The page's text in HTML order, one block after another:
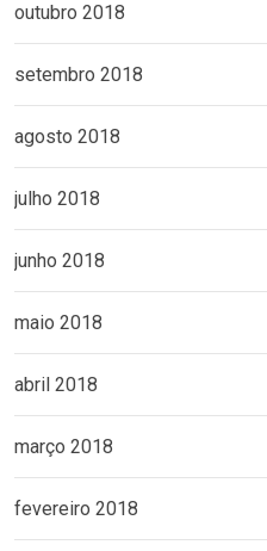
outubro 2018
setembro 2018
agosto 2018
julho 2018
junho 2018
maio 2018
abril 2018
março 2018
fevereiro 2018